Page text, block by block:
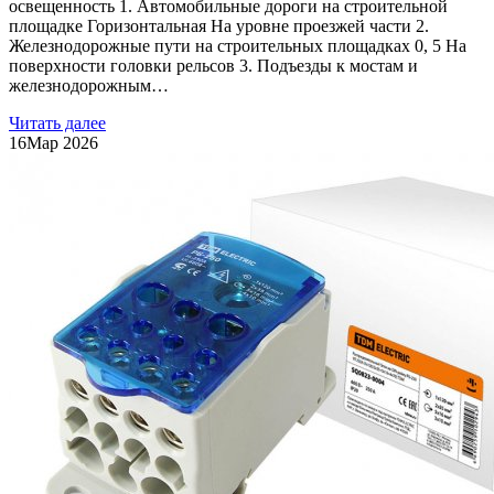
освещенность 1. Автомобильные дороги на строительной
площадке Горизонтальная На уровне проезжей части 2.
Железнодорожные пути на строительных площадках 0, 5 На
поверхности головки рельсов 3. Подъезды к мостам и
железнодорожным…
Читать далее
16Мар 2026